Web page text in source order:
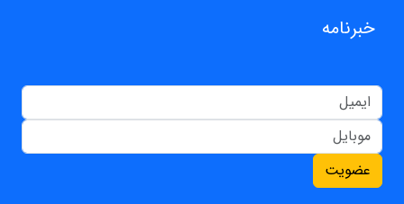
خبرنامه
عضویت